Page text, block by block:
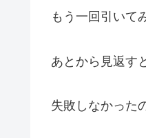
もう一回引いて
あとから見返す
失敗しなかった